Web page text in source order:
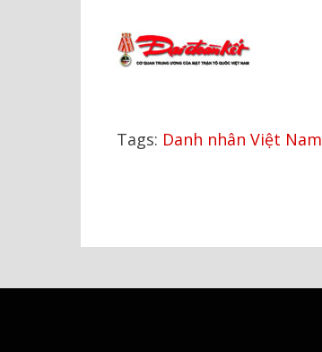
Tags: Danh nhân Việt Nam